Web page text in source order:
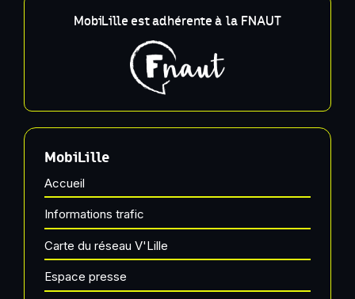
MobiLille est adhérente à la FNAUT
MobiLille
Accueil
Informations trafic
Carte du réseau V'Lille
Espace presse